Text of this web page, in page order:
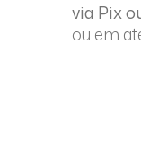
via Pix
ou em